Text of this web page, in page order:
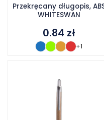
Przekręcany długopis,
WHITESWAN
0.84 zł
+1